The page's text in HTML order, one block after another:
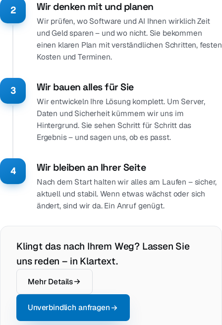
2 Wir denken mit und planen
Wir prüfen, wo Software und AI Ihnen wirklich Zeit
und Geld sparen – und wo nicht. Sie bekommen
einen klaren Plan mit verständlichen Schritten, festen
Kosten und Terminen.
3 Wir bauen alles für Sie
Wir entwickeln Ihre Lösung komplett. Um Server,
Daten und Sicherheit kümmern wir uns im
Hintergrund. Sie sehen Schritt für Schritt das
Ergebnis – und sagen uns, ob es passt.
4 Wir bleiben an Ihrer Seite
Nach dem Start halten wir alles am Laufen – sicher,
aktuell und stabil. Wenn etwas wächst oder sich
ändert, sind wir da. Ein Anruf genügt.
Klingt das nach Ihrem Weg? Lassen Sie
uns reden – in Klartext.
Mehr Details
Unverbindlich anfragen